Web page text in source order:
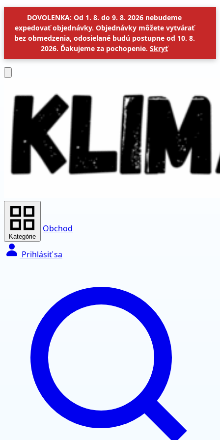
DOVOLENKA: Od 1. 8. do 9. 8. 2026 nebudeme
expedovať objednávky. Objednávky môžete vytvárať
bez obmedzenia, odosielané budú postupne od 10. 8.
2026. Ďakujeme za pochopenie. Skryť
Kategórie
Obchod
Prihlásiť sa